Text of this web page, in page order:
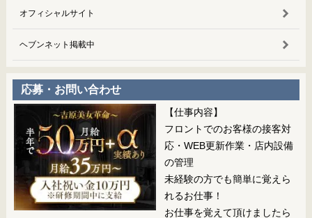
オフィシャルサイト
ヘブンネット掲載中
応募・お問い合わせ
【仕事内容】
フロントでのお客様の接客対
応・WEB更新作業・店内設備
の管理
未経験の方でも簡単に覚えら
れるお仕事！
お仕事を覚えて頂けましたら